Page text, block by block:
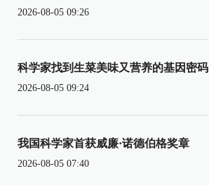
2026-08-05 09:26
科学家找到生菜美味又营养的基因密码
2026-08-05 09:24
我国科学家首获威廉·诺德伯格奖章
2026-08-05 07:40